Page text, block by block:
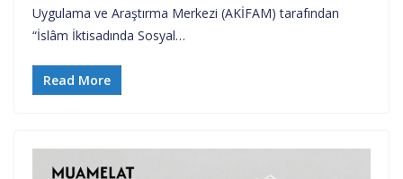
Uygulama ve Araştırma Merkezi (AKİFAM) tarafından
“İslâm İktisadında Sosyal…
Read More